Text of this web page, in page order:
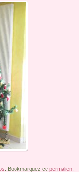
. Bookmarquez ce permalien.